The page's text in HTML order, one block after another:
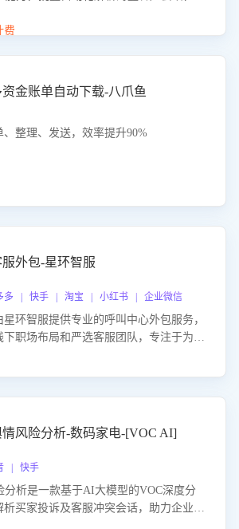
决策动因。同时全面评估客服团队政策
及销售业绩。
费
金账单自动下载-八爪鱼
、整理、发送，效率提升90%
外包-星环智服
多 | 快手 | 淘宝 | 小红书 | 企业微信
环智服提供专业的呼叫中心外包服务，
下职场布局和严选客服团队，专注于为企
提升语音客服服务效率和质量，帮助企
风险分析-数码家电-[VOC AI]
| 快手
分析是一款基于AI大模型的VOC深度分
买家投诉及客服冲突会话，助力企业精